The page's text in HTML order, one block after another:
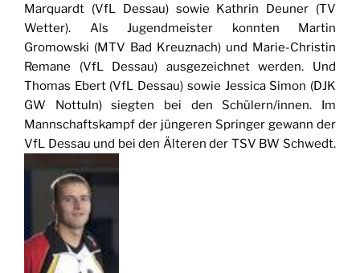
Marquardt (VfL Dessau) sowie Kathrin Deuner (TV
Wetter). Als Jugendmeister konnten Martin
Gromowski (MTV Bad Kreuznach) und Marie-Christin
Remane (VfL Dessau) ausgezeichnet werden. Und
Thomas Ebert (VfL Dessau) sowie Jessica Simon (DJK
GW Nottuln) siegten bei den Schülern/innen. Im
Mannschaftskampf der jüngeren Springer gewann der
VfL Dessau und bei den Älteren der TSV BW Schwedt.